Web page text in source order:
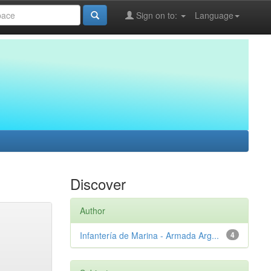
Language
Sign on to:
Discover
Author
4
Infantería de Marina - Armada Arg...